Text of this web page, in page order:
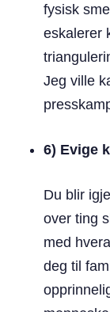
fysisk
eskalerer
Jeg ville
6) Evige
Du blir
over ting
med
deg til